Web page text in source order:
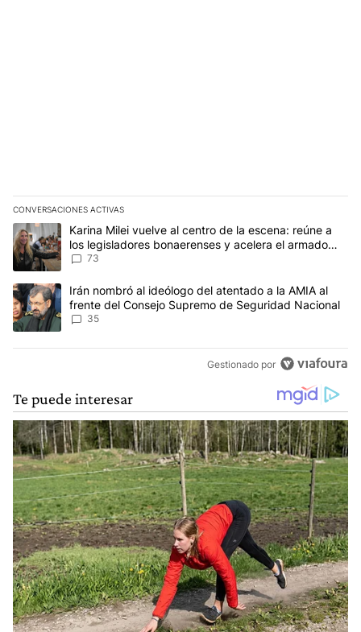
CONVERSACIONES ACTIVAS
Este listado muestra los artículos con más comentarios en los
Un artículo de tendencia con el título "Karina Milei vuelve al
Karina Milei vuelve al centro de la escena: reúne a
los legisladores bonaerenses y acelera el armado
para 2027
73
Un artículo de tendencia con el título "Irán nombró al ideólogo
Irán nombró al ideólogo del atentado a la AMIA al
frente del Consejo Supremo de Seguridad Nacional
35
Gestionado por